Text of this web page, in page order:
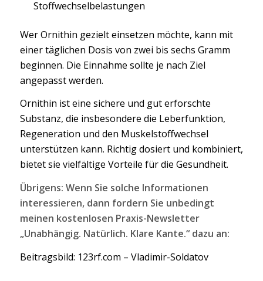
Stoffwechselbelastungen
Wer Ornithin gezielt einsetzen möchte, kann mit
einer täglichen Dosis von zwei bis sechs Gramm
beginnen. Die Einnahme sollte je nach Ziel
angepasst werden.
Ornithin ist eine sichere und gut erforschte
Substanz, die insbesondere die Leberfunktion,
Regeneration und den Muskelstoffwechsel
unterstützen kann. Richtig dosiert und kombiniert,
bietet sie vielfältige Vorteile für die Gesundheit.
Übrigens: Wenn Sie solche Informationen
interessieren, dann fordern Sie unbedingt
meinen kostenlosen Praxis-Newsletter
„Unabhängig. Natürlich. Klare Kante.“ dazu an:
Beitragsbild: 123rf.com – Vladimir-Soldatov